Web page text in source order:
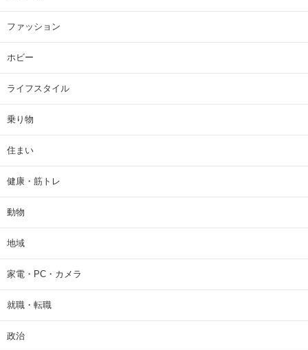
ファッション
ホビー
ライフスタイル
乗り物
住まい
健康・筋トレ
動物
地域
家電・PC・カメラ
就職・転職
政治